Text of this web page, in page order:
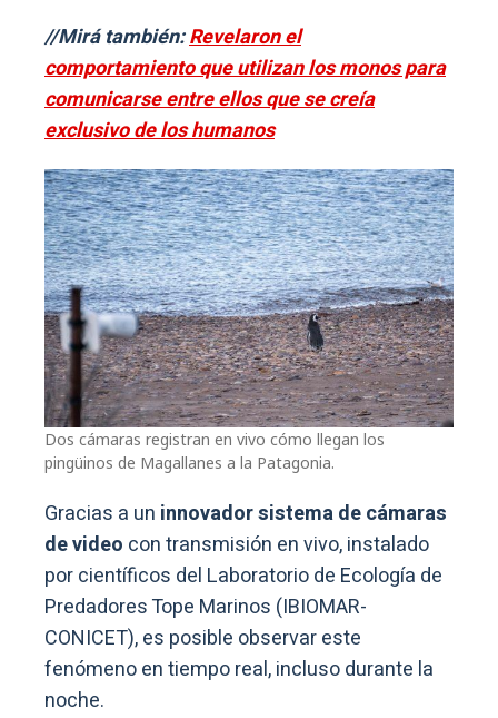
//Mirá también:Revelaron el
comportamiento que utilizan los monos para
comunicarse entre ellos que se creía
exclusivo de los humanos
Dos cámaras registran en vivo cómo llegan los
pingüinos de Magallanes a la Patagonia.
Gracias a un innovador sistema de cámaras
de video con transmisión en vivo, instalado
por científicos del Laboratorio de Ecología de
Predadores Tope Marinos (IBIOMAR-
CONICET), es posible observar este
fenómeno en tiempo real, incluso durante la
noche.